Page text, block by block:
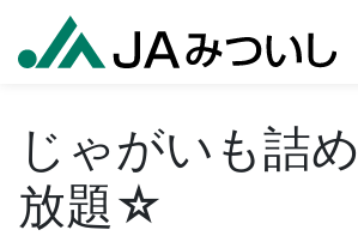
じゃがいも詰め
放題☆